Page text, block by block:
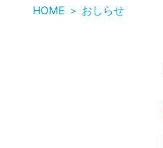
HOME おしらせ